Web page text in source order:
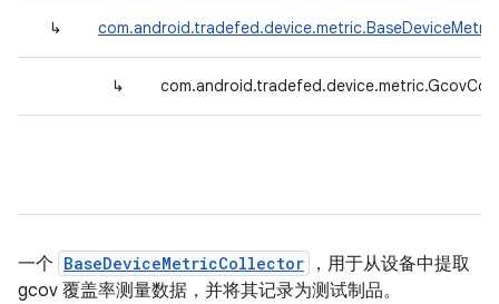
↳
↳
一个 BaseDeviceMetricCollector
，用于从设备中提取
gcov 覆盖率测量数据，并将其记录为测试制品。